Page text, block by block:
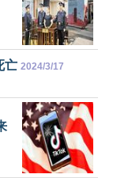
亡 2024/3/17